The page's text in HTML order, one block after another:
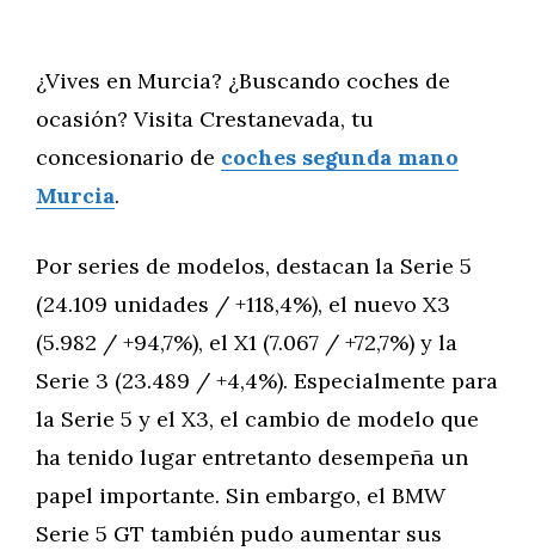
¿Vives en Murcia? ¿Buscando coches de
ocasión? Visita Crestanevada, tu
concesionario de coches segunda mano
Murcia.
Por series de modelos, destacan la Serie 5
(24.109 unidades / +118,4%), el nuevo X3
(5.982 / +94,7%), el X1 (7.067 / +72,7%) y la
Serie 3 (23.489 / +4,4%). Especialmente para
la Serie 5 y el X3, el cambio de modelo que
ha tenido lugar entretanto desempeña un
papel importante. Sin embargo, el BMW
Serie 5 GT también pudo aumentar sus